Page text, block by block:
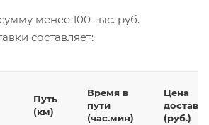
менее 100 тыс. руб.
составляет:
Путь
(км)
Время в
пути
(час.мин)
Цена
(руб.)